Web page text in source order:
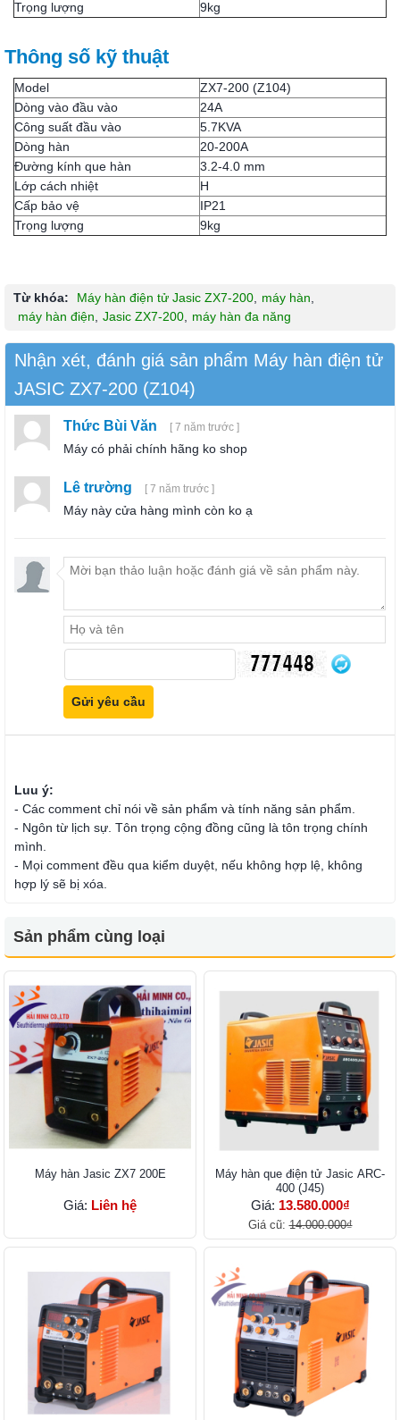
Trọng lượng 9kg
Thông số kỹ thuật
Model
ZX7-200 (Z104)
Dòng vào đầu vào
24A
Công suất đầu vào
5.7KVA
Dòng hàn
20-200A
Đường kính que hàn
3.2-4.0 mm
Lớp cách nhiệt
H
Cấp bảo vệ
IP21
Trọng lượng
9kg
Từ khóa: Máy hàn điện tử Jasic ZX7-200, máy hàn,
máy hàn điện, Jasic ZX7-200, máy hàn đa năng
Nhận xét, đánh giá sản phẩm Máy hàn điện tử
JASIC ZX7-200 (Z104)
Thức Bùi Văn [ 7 năm trước ]
Máy có phải chính hãng ko shop
Lê trường [ 7 năm trước ]
Máy này cửa hàng mình còn ko ạ
Luu ý:
- Các comment chỉ nói về sản phẩm và tính năng sản phẩm.
- Ngôn từ lịch sự. Tôn trọng cộng đồng cũng là tôn trọng chính
mình.
- Mọi comment đều qua kiểm duyệt, nếu không hợp lệ, không
hợp lý sẽ bị xóa.
Sản phẩm cùng loại
Máy hàn Jasic ZX7 200E
Giá: Liên hệ
Máy hàn que điện tử Jasic ARC-
400 (J45)
Giá: 13.580.000₫
Giá cũ:14.000.000₫